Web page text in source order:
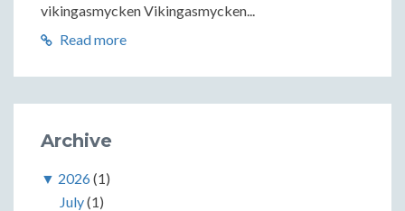
vikingasmycken Vikingasmycken...
Read more
Archive
▼ 2026(1)
July(1)